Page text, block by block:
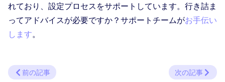
れており、設定プロセスをサポートしています。行き詰ま
ってアドバイスが必要ですか？サポートチームがお手伝い
します。
前の記事 次の記事